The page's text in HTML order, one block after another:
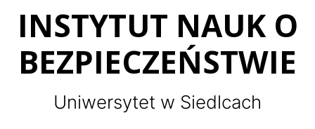
INSTYTUT NAUK O
BEZPIECZEŃSTWIE
Uniwersytet w Siedlcach